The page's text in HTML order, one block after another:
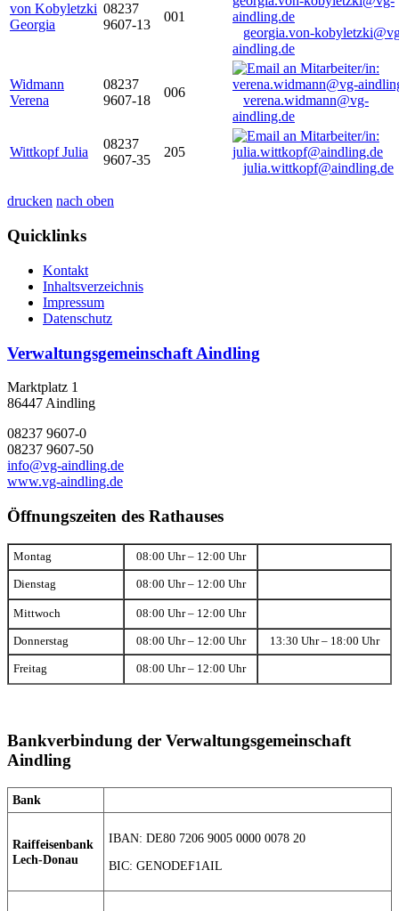
von Kobyletzki
Georgia
08237
9607-13
001
georgia.von-
aindling.de
Widmann
Verena
08237
9607-18
006
verena.widmann@vg-
aindling.de
Wittkopf Julia
08237
9607-35
205
julia.wittkopf@aindling.de
drucken nach oben
Quicklinks
Kontakt
Inhaltsverzeichnis
Impressum
Datenschutz
Verwaltungsgemeinschaft Aindling
Marktplatz 1
86447 Aindling
08237 9607-0
08237 9607-50
info@vg-aindling.de
www.vg-aindling.de
Öffnungszeiten des Rathauses
Montag 08:00 Uhr – 12:00 Uhr
Dienstag 08:00 Uhr – 12:00 Uhr
Mittwoch 08:00 Uhr – 12:00 Uhr
Donnerstag 08:00 Uhr – 12:00 Uhr 13:30 Uhr – 18:00 Uhr
Freitag 08:00 Uhr – 12:00 Uhr
Bankverbindung der Verwaltungsgemeinschaft
Aindling
Bank
Raiffeisenbank
Lech-Donau
IBAN: DE80 7206 9005 0000 0078 20
BIC: GENODEF1AIL